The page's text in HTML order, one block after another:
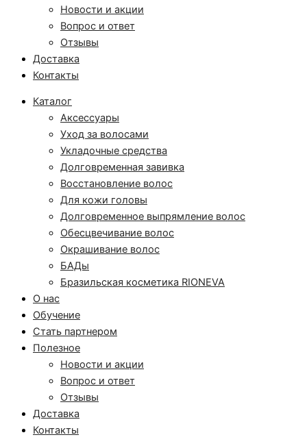
Новости и акции
Вопрос и ответ
Отзывы
Доставка
Контакты
Каталог
Аксессуары
Уход за волосами
Укладочные средства
Долговременная завивка
Восстановление волос
Для кожи головы
Долговременное выпрямление волос
Обесцвечивание волос
Окрашивание волос
БАДы
Бразильская косметика RIONEVA
О нас
Обучение
Стать партнером
Полезное
Новости и акции
Вопрос и ответ
Отзывы
Доставка
Контакты